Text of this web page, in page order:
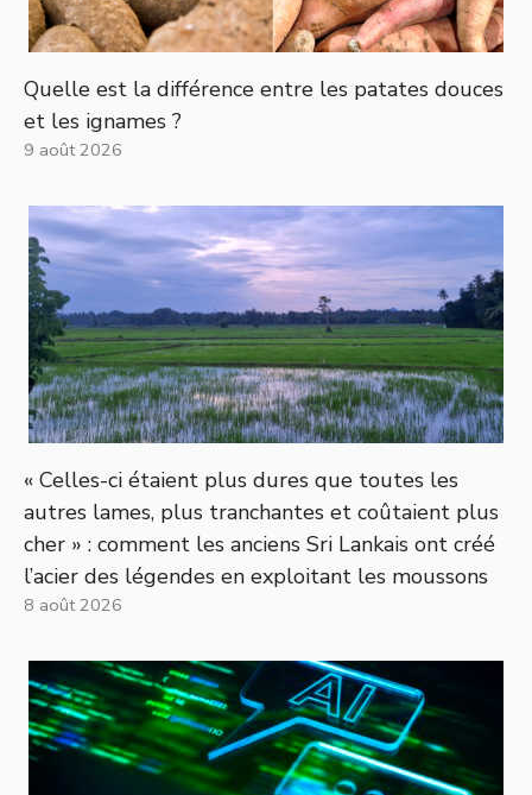
Quelle est la différence entre les patates douces
et les ignames ?
9 août 2026
« Celles-ci étaient plus dures que toutes les
autres lames, plus tranchantes et coûtaient plus
cher » : comment les anciens Sri Lankais ont créé
l’acier des légendes en exploitant les moussons
8 août 2026